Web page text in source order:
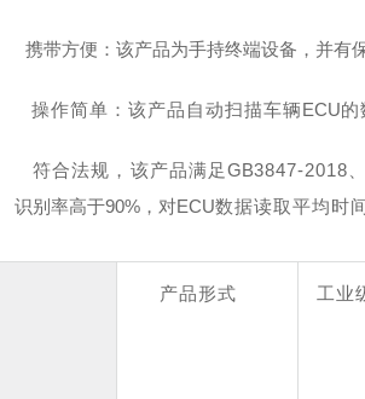
携带方便：该产品为手持终端设备，并有
操作简单：该产品自动扫描车辆ECU的
符合法规，该产品满足GB3847-2018、
识别率高于90%，对ECU数据读取平均时
产品形式 工业